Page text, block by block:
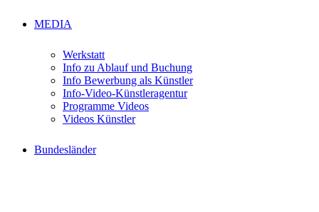
MEDIA
Werkstatt
Info zu Ablauf und Buchung
Info Bewerbung als Künstler
Info-Video-Künstleragentur
Programme Videos
Videos Künstler
Bundesländer